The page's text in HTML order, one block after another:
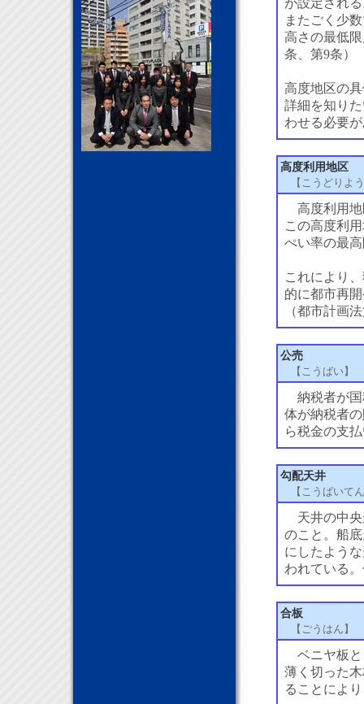
が設定され
またごく少
高さの最低
条、第9条）
高度地区の
詳細を知り
わせる必要
高度利用地区
【こうどりよ
高度利用地
この高度利
ぺい率の最
これにより
的に都市再
（都市計画
公売
【こうばい】
納税者が国
体が納税者
ら税金の支
勾配天井
【こうばいて
天井の中央
のこと。船
にしたよう
われている
合板
【ごうはん】
ベニヤ板と
薄く切った
ることによ